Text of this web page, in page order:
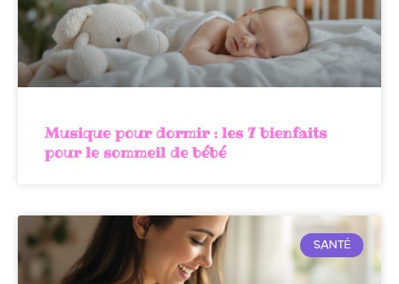
Musique pour dormir : les 7 bienfaits
pour le sommeil de bébé
SANTÉ